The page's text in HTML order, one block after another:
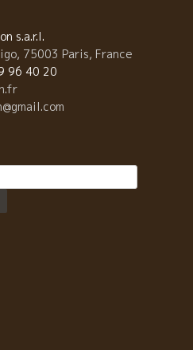
の食堂のように通っていた店。その他
銀幕の大スター・カトリーヌ・Ｄさん
国トップ政治家など多くの著名人が出
“伊勢”で腕を振るっていたのが、この
りの食材が手に入らない状況の中で、
美味しいものを知り尽くした人達を魅
区銀座７−２−２０ 電話:03-3571-
和食・大野 今夜のソワレは
s.a.r.l.
75003 Paris, France
96 40 20